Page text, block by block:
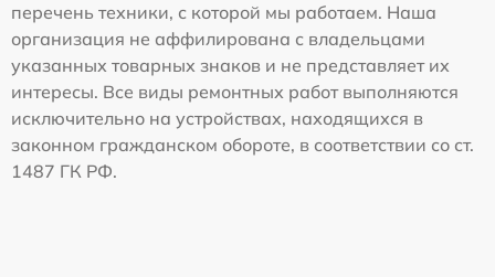
перечень техники, с которой мы работаем. Наша
организация не аффилирована с владельцами
указанных товарных знаков и не представляет их
интересы. Все виды ремонтных работ выполняются
исключительно на устройствах, находящихся в
законном гражданском обороте, в соответствии со ст.
1487 ГК РФ.